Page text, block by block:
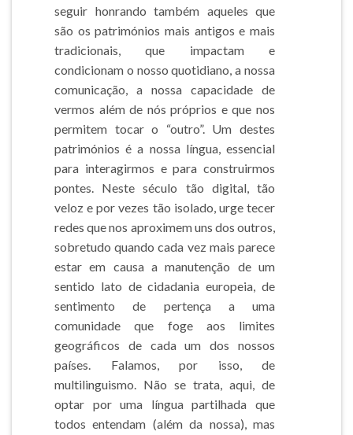
seguir honrando também aqueles que
são os patrimónios mais antigos e mais
tradicionais, que impactam e
condicionam o nosso quotidiano, a nossa
comunicação, a nossa capacidade de
vermos além de nós próprios e que nos
permitem tocar o “outro”. Um destes
patrimónios é a nossa língua, essencial
para interagirmos e para construirmos
pontes. Neste século tão digital, tão
veloz e por vezes tão isolado, urge tecer
redes que nos aproximem uns dos outros,
sobretudo quando cada vez mais parece
estar em causa a manutenção de um
sentido lato de cidadania europeia, de
sentimento de pertença a uma
comunidade que foge aos limites
geográficos de cada um dos nossos
países. Falamos, por isso, de
multilinguismo. Não se trata, aqui, de
optar por uma língua partilhada que
todos entendam (além da nossa), mas